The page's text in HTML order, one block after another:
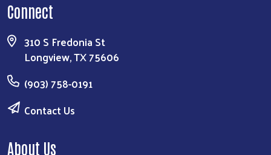
Connect
310 S Fredonia St
Longview, TX 75606
(903) 758-0191
Contact Us
About Us